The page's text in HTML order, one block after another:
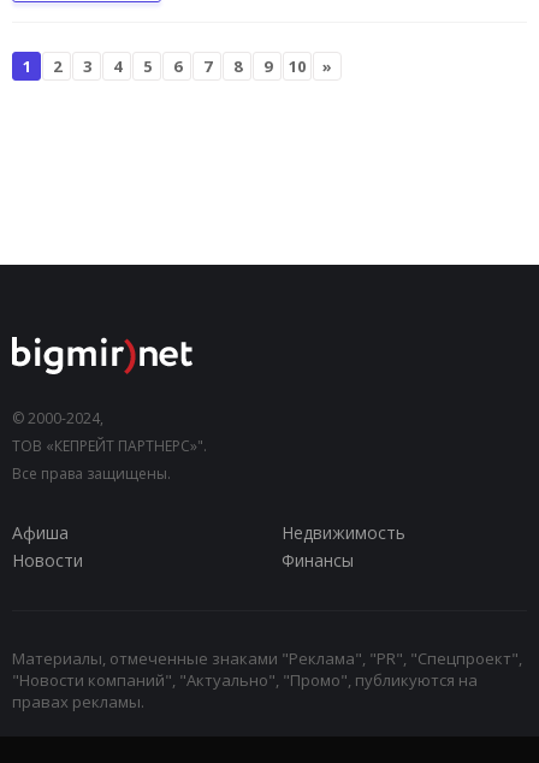
1 2 3 4 5 6 7 8 9 10 »
© 2000-2024,
ТОВ «КЕПРЕЙТ ПАРТНЕРС»".
Все права защищены.
Афиша
Недвижимость
Новости
Финансы
Материалы, отмеченные знаками "Реклама", "PR", "Спецпроект",
"Новости компаний", "Актуально", "Промо", публикуются на
правах рекламы.